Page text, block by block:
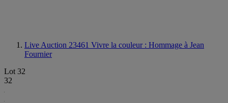
Live Auction 23461 Vivre la couleur : Hommage à Jean
Fournier
Lot 32
32